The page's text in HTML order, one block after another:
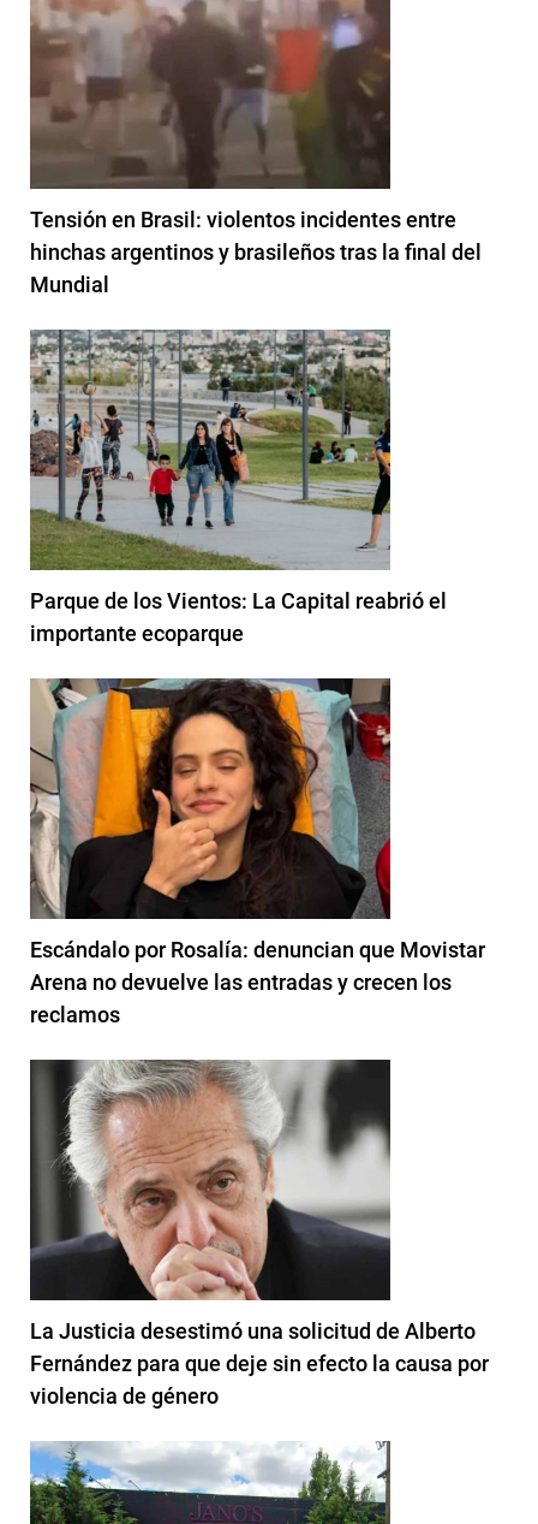
Tensión en Brasil: violentos incidentes entre
hinchas argentinos y brasileños tras la final del
Mundial
Parque de los Vientos: La Capital reabrió el
importante ecoparque
Escándalo por Rosalía: denuncian que Movistar
Arena no devuelve las entradas y crecen los
reclamos
La Justicia desestimó una solicitud de Alberto
Fernández para que deje sin efecto la causa por
violencia de género